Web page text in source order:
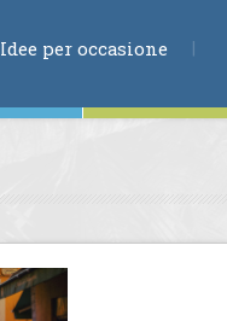
Idee per occasione